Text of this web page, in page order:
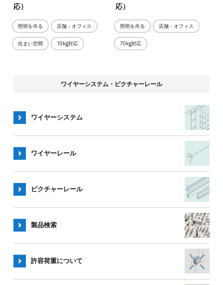
応）
照明を吊る 店舗・オフィス
住まい空間 10kg対応
応）
照明を吊る 店舗・オフィス
70kg対応
ワイヤーシステム・ピクチャーレール
ワイヤーシステム
ワイヤーレール
ピクチャーレール
製品検索
許容荷重について